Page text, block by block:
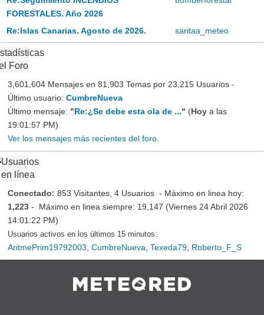
FORESTALES. Año 2026
Re:Islas Canarias. Agosto de 2026. saritaa_meteo
Foro
3,601,604 Mensajes en 81,903 Temas por 23,215 Usuarios -
Último usuario: CumbreNueva
Último mensaje: "Re:¿Se debe esta ola de ..." (Hoy a las
19:01:57 PM)
Ver los mensajes más recientes del foro.
Usuarios
en línea
Conectado: 853 Visitantes, 4 Usuarios - Máximo en linea hoy:
1,223 - Máximo en linea siempre: 19,147 (Viernes 24 Abril 2026
14:01:22 PM)
Usuarios activos en los últimos 15 minutos:
AritmePrim19792003 CumbreNueva Texeda79 Roberto_F_S